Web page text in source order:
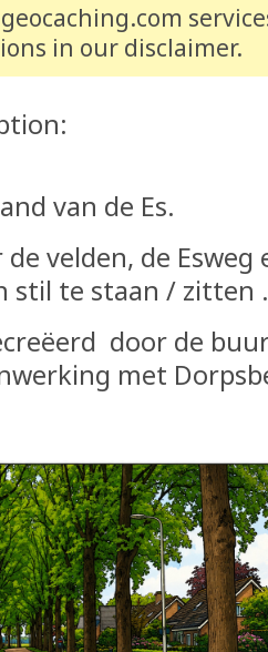
in our disclaimer.
van de Es.
velden, de Esweg
stil te staan / zitten .
door de
met